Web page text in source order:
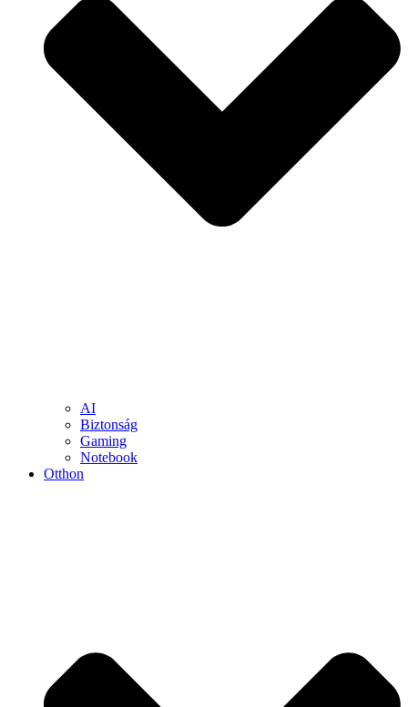
AI
Biztonság
Gaming
Notebook
Otthon